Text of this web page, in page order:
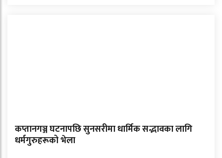
कप्तानगञ्ज घटनापछि सुनसरीमा धार्मिक सद्भावका लागि
धर्मगुरुहरूको भेला